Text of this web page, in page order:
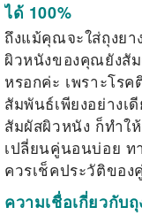
ได้ 100%
ถึงแม้คุณจะใส่ถุงย
ผิวหนังของคุณยังสั
หรอกค่ะ เพราะโรค
สัมพันธ์เพียงอย่างเ
สัมผัสผิวหนัง ก็ทำใ
เปลี่ยนคู่นอนบ่อย ท
ควรเช็คประวัติขอ
ความเชื่อเกี่ยวกับ